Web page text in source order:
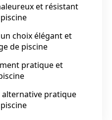
et résistant
choix élégant et
de piscine
pratique et
alternative pratique